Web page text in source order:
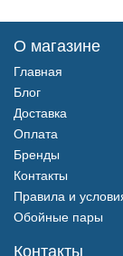
О магазине
Главная
Блог
Доставка
Оплата
Бренды
Контакты
Правила и
Обойные пары
Контакты